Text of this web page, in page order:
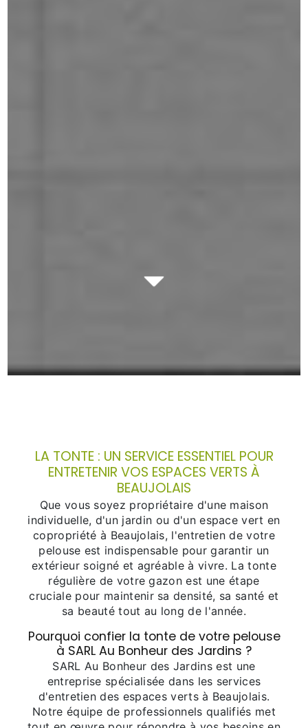
LA TONTE : UN SERVICE ESSENTIEL POUR
ENTRETENIR VOS ESPACES VERTS À
BEAUJOLAIS
Que vous soyez propriétaire d'une maison
individuelle, d'un jardin ou d'un espace vert en
copropriété à Beaujolais, l'entretien de votre
pelouse est indispensable pour garantir un
extérieur soigné et agréable à vivre. La tonte
régulière de votre gazon est une étape
cruciale pour maintenir sa densité, sa santé et
sa beauté tout au long de l'année.
Pourquoi confier la tonte de votre pelouse
à SARL Au Bonheur des Jardins ?
SARL Au Bonheur des Jardins est une
entreprise spécialisée dans les services
d'entretien des espaces verts à Beaujolais.
Notre équipe de professionnels qualifiés met